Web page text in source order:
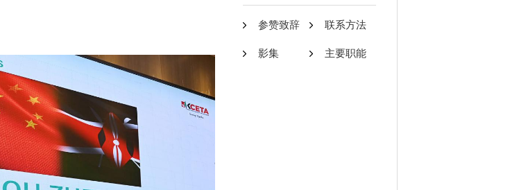
参赞致辞 联系方法
影集 主要职能